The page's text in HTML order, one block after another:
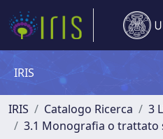
IRIS
IRIS Catalogo Ricerca
3
3.1 Monografia o trattato